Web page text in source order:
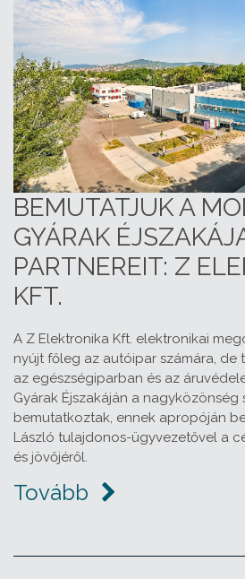
BEMUTATJUK A
GYÁRAK
PARTNEREIT: Z
KFT.
A Z Elektronika Kft. elektronikai
nyújt főleg az autóipar számára, de
az egészségiparban és az
Gyárak Éjszakáján a nagyközönség
bemutatkoztak, ennek apropóján
László tulajdonos-ügyvezetővel a
és jövőjéről.
Tovább